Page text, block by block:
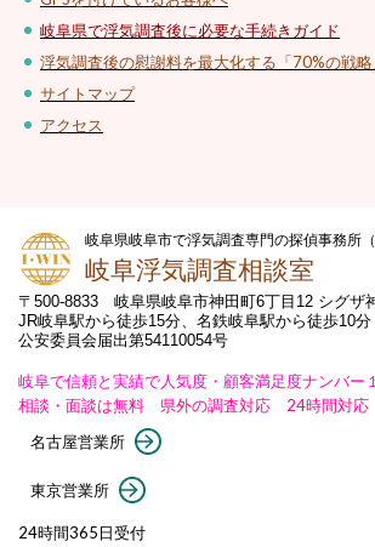
岐阜県で浮気調査後に必要な手続きガイド
浮気調査後の慰謝料を最大化する「70%の戦略
サイトマップ
アクセス
岐阜県岐阜市で浮気調査専門の探偵事務所（
岐阜浮気調査相談室
〒500-8833 岐阜県岐阜市神田町6丁目12 シグザ
JR岐阜駅から徒歩15分、名鉄岐阜駅から徒歩10分
公安委員会届出第54110054号
岐阜で信頼と実績で人気度・顧客満足度ナンバー
相談・面談は無料 県外の調査対応 24時間対応
名古屋営業所
東京営業所
24時間365日受付